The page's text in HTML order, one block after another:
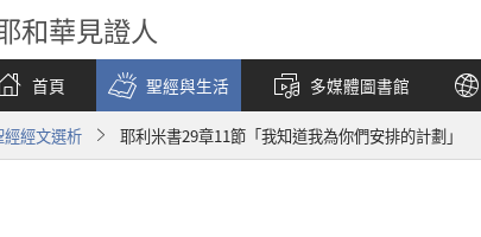
和華見證人
首頁
聖經與生活 多媒體圖書館
經經文選析 耶利米書29章11節「我知道我為你們安排的計劃」